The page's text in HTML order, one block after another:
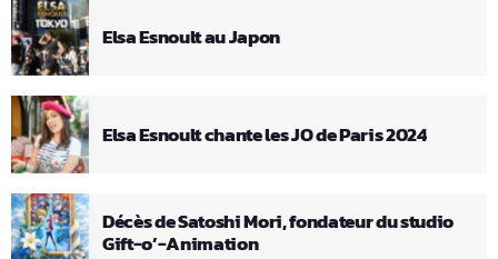
Elsa Esnoult au Japon
Elsa Esnoult chante les JO de Paris 2024
Décès de Satoshi Mori, fondateur du studio
Gift-o’-Animation